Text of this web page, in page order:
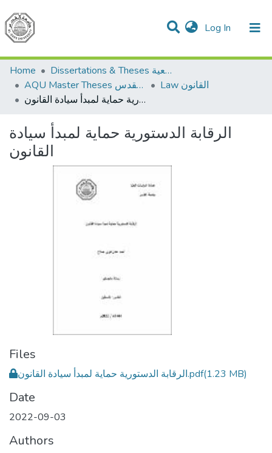
Log In (current)
Communities & Collections
All of DSpace
Home
Dissertations & Theses الرسائل الجامعية
AQU Master Theses الرسائل الجامعية الخاصة بجامعة القدس
Law القانون
الرقابة الدستورية حماية لمبدأ سيادة القانون
الرقابة الدستورية حماية لمبدأ سيادة
القانون
Files
الرقابة الدستورية حماية لمبدأ سيادة القانون.pdf(1.23 MB)
Date
2022-09-03
Authors